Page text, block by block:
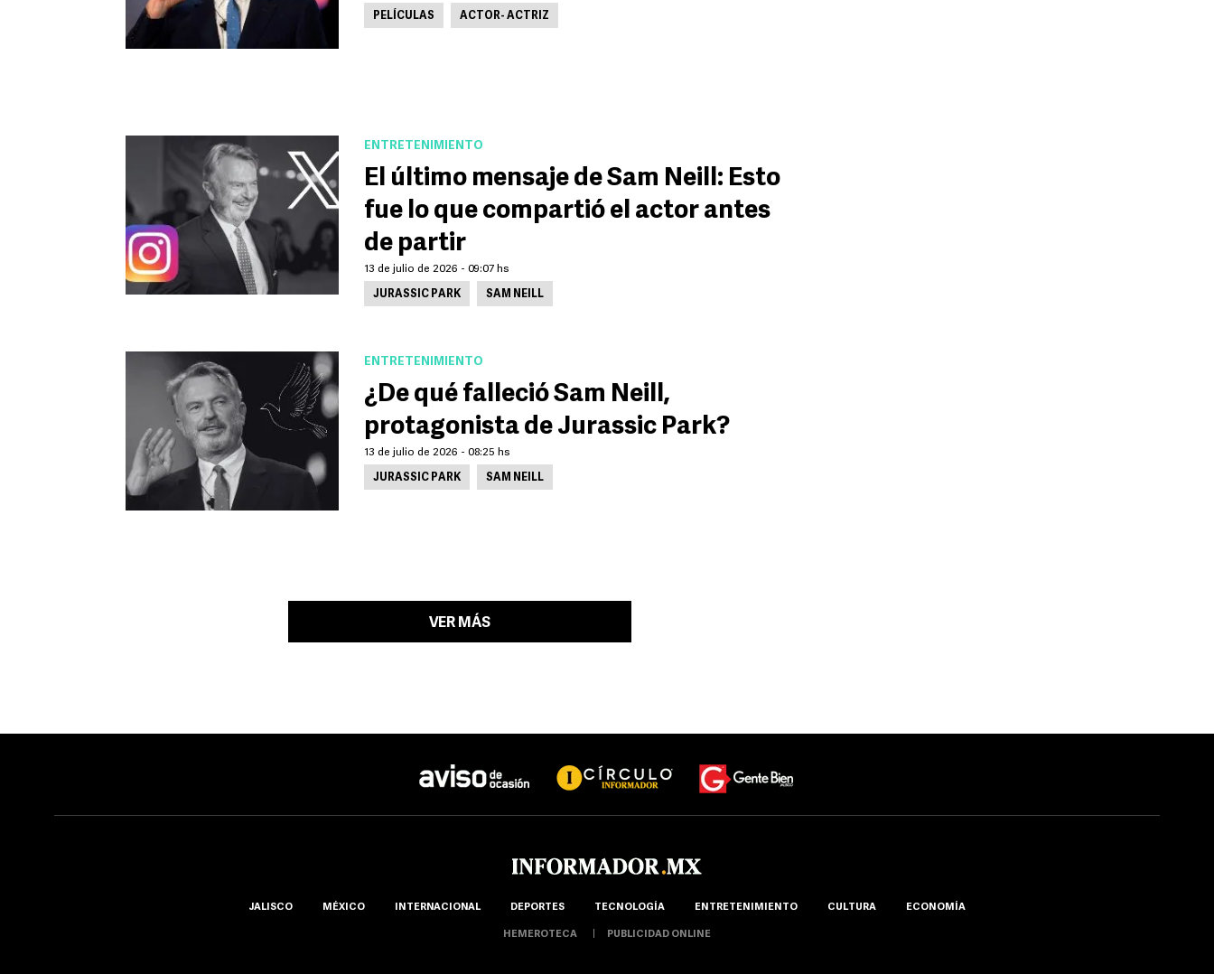
PELÍCULAS ACTOR- ACTRIZ
ENTRETENIMIENTO
El último mensaje de Sam Neill: Esto
fue lo que compartió el actor antes
de partir
13 de julio de 2026 - 09:07 hs
JURASSIC PARK SAM NEILL
ENTRETENIMIENTO
¿De qué falleció Sam Neill,
protagonista de Jurassic Park?
13 de julio de 2026 - 08:25 hs
JURASSIC PARK SAM NEILL
VER MÁS
JALISCO MÉXICO INTERNACIONAL DEPORTES TECNOLOGÍA ENTRETENIMIENTO CULTURA ECONOMÍA
HEMEROTECA PUBLICIDAD ONLINE